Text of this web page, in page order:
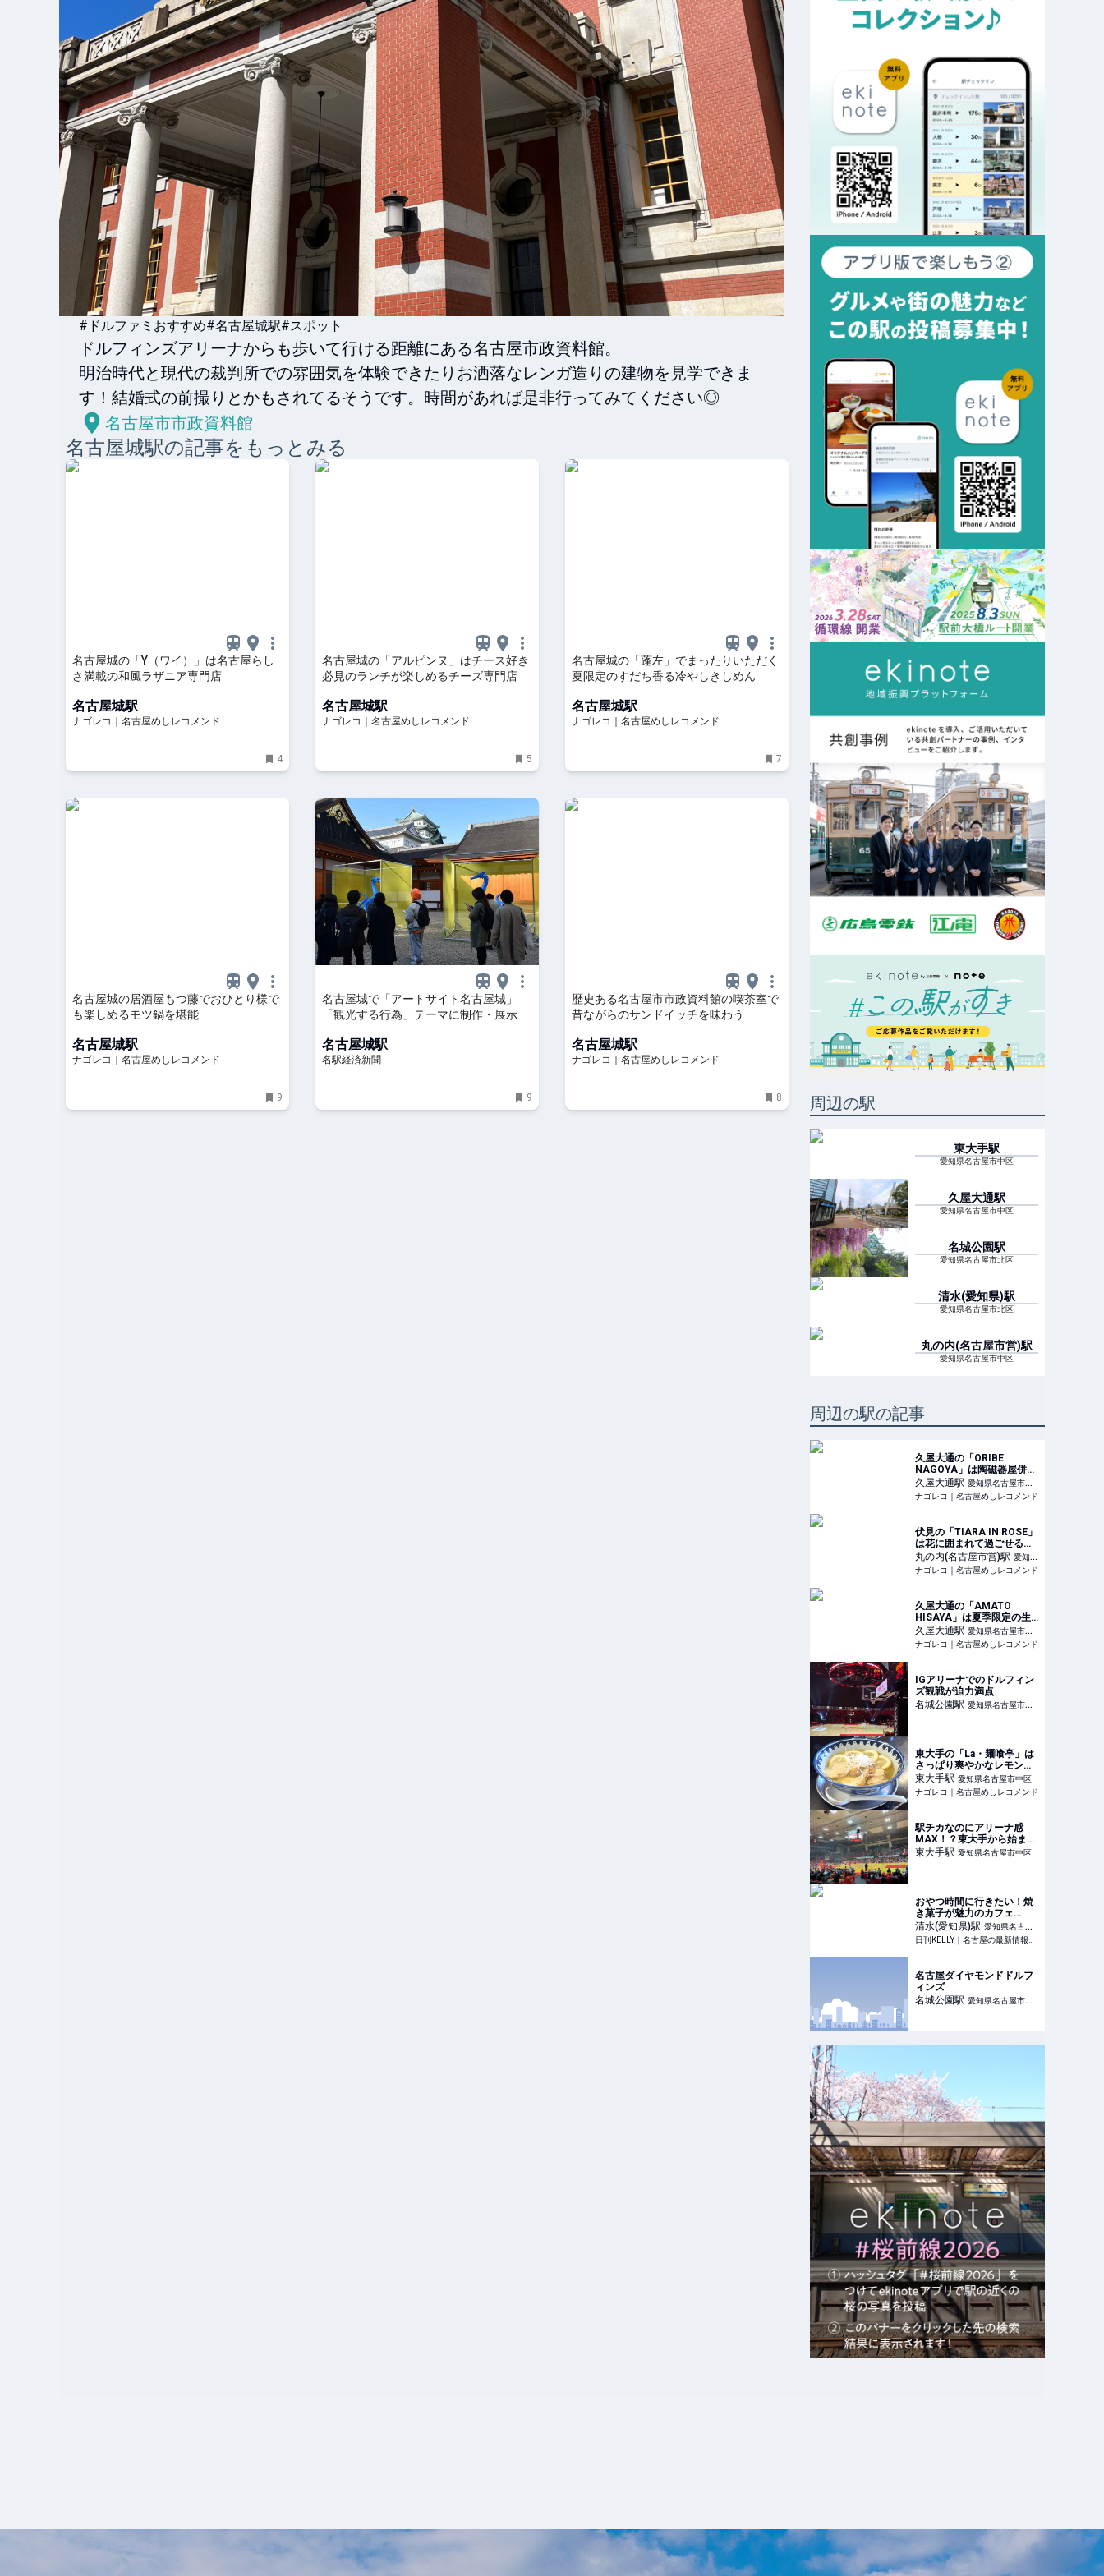
#ドルファミおすすめ#名古屋城駅#スポット
ドルフィンズアリーナからも歩いて行ける距離にある名古屋市政資料館。
明治時代と現代の裁判所での雰囲気を体験できたりお洒落なレンガ造りの建物を見学できま
す！結婚式の前撮りとかもされてるそうです。時間があれば是非行ってみてください◎
名古屋市市政資料館
名古屋城駅の記事をもっとみる
名古屋城の「Y（ワイ）」は名古屋らし
さ満載の和風ラザニア専門店
名古屋城駅
ナゴレコ｜名古屋めしレコメンド
4
名古屋城の「アルピンヌ」はチース好き
必見のランチが楽しめるチーズ専門店
名古屋城駅
ナゴレコ｜名古屋めしレコメンド
5
名古屋城の「蓬左」でまったりいただく
夏限定のすだち香る冷やしきしめん
名古屋城駅
ナゴレコ｜名古屋めしレコメンド
7
名古屋城の居酒屋もつ藤でおひとり様で
も楽しめるモツ鍋を堪能
名古屋城駅
ナゴレコ｜名古屋めしレコメンド
9
名古屋城で「アートサイト名古屋城」
「観光する行為」テーマに制作・展示
名古屋城駅
名駅経済新聞
9
歴史ある名古屋市市政資料館の喫茶室で
昔ながらのサンドイッチを味わう
名古屋城駅
ナゴレコ｜名古屋めしレコメンド
8 周辺の駅
東大手駅
愛知県名古屋市中区
久屋大通駅
愛知県名古屋市中区
名城公園駅
愛知県名古屋市北区
清水(愛知県)駅
愛知県名古屋市北区
丸の内(名古屋市営)駅
愛知県名古屋市中区
周辺の駅の記事
久屋大通の「ORIBE
NAGOYA」は陶磁器屋併設
のおしゃれカフェ
久屋大通駅 愛知県名古屋市中
区
ナゴレコ｜名古屋めしレコメンド
伏見の「TIARA IN ROSE」
は花に囲まれて過ごせるカ
フェ
丸の内(名古屋市営)駅 愛知県
名古屋市中区
ナゴレコ｜名古屋めしレコメンド
久屋大通の「AMATO
HISAYA」は夏季限定の生
桃かき氷店
久屋大通駅 愛知県名古屋市中
区
ナゴレコ｜名古屋めしレコメンド
IGアリーナでのドルフィン
ズ観戦が迫力満点
名城公園駅 愛知県名古屋市北
東大手の「La・麺喰亭」は
さっぱり爽やかなレモンラ
ーメンがおいしい麺処
東大手駅 愛知県名古屋市中区
ナゴレコ｜名古屋めしレコメンド
駅チカなのにアリーナ感
MAX！？東大手から始まる
熱狂バスケ体験！
東大手駅 愛知県名古屋市中区
おやつ時間に行きたい！焼
き菓子が魅力のカフェ
vol.6 | 清水「Caprice
BAKE（カプリス ベイ
ク）」でアメリカンマフィ
古屋の最新情報を毎日配
信！
清水(愛知県)駅 愛知県名古屋
市北区
日刊KELLY｜名古屋の最新情報を毎日配信！
名古屋ダイヤモンドドルフ
ィンズ
名城公園駅 愛知県名古屋市北